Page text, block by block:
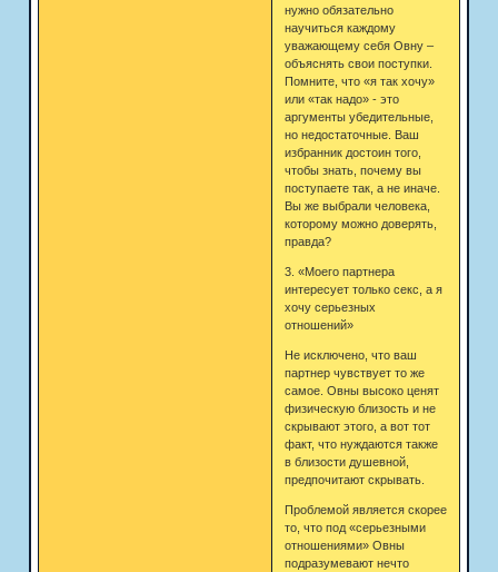
нужно обязательно
научиться каждому
уважающему себя Овну –
объяснять свои поступки.
Помните, что «я так хочу»
или «так надо» - это
аргументы убедительные,
но недостаточные. Ваш
избранник достоин того,
чтобы знать, почему вы
поступаете так, а не иначе.
Вы же выбрали человека,
которому можно доверять,
правда?
3. «Моего партнера
интересует только секс, а я
хочу серьезных
отношений»
Не исключено, что ваш
партнер чувствует то же
самое. Овны высоко ценят
физическую близость и не
скрывают этого, а вот тот
факт, что нуждаются также
в близости душевной,
предпочитают скрывать.
Проблемой является скорее
то, что под «серьезными
отношениями» Овны
подразумевают нечто